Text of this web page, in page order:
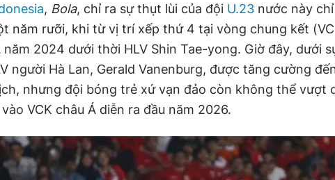
, Bola, chỉ ra sự thụt lùi của đội U.23 nước này
năm rưỡi, khi từ vị trí xếp thứ 4 tại vòng chung kết
năm 2024 dưới thời HLV Shin Tae-yong. Giờ đây, dưới
người Hà Lan, Gerald Vanenburg, được tăng cường
nhưng đội bóng trẻ xứ vạn đảo còn không thể vượt
VCK châu Á diễn ra đầu năm 2026.